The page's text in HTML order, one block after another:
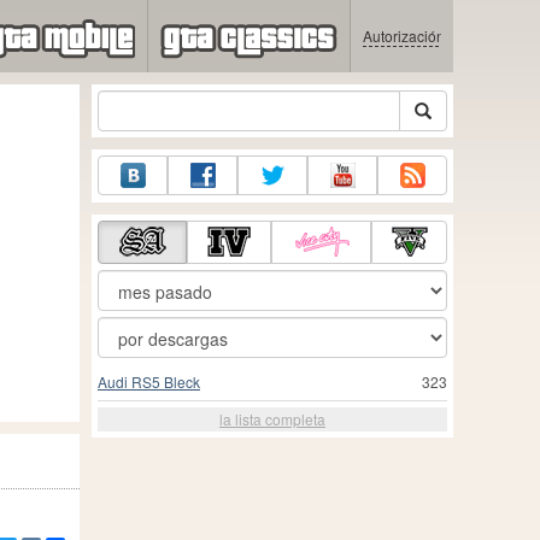
Autorización
323
Audi RS5 Bleck
la lista completa